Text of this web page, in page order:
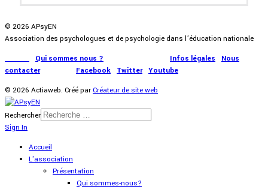
© 2026 APsyEN
Association des psychologues et de psychologie dans l’éducation nationale
Qui sommes nous ? Infos légales
Nous
contacter| Facebook Twitter| Youtube
© 2026 Actiaweb. Créé parCréateur de site web
Rechercher
Sign In
Accueil
L'association
Présentation
Qui sommes-nous?